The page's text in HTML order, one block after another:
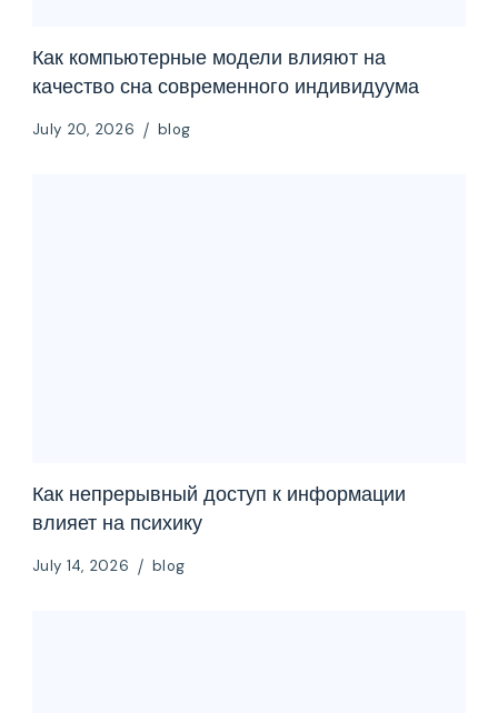
Как компьютерные модели влияют на
качество сна современного индивидуума
July 20, 2026 blog
Как непрерывный доступ к информации
влияет на психику
July 14, 2026 blog